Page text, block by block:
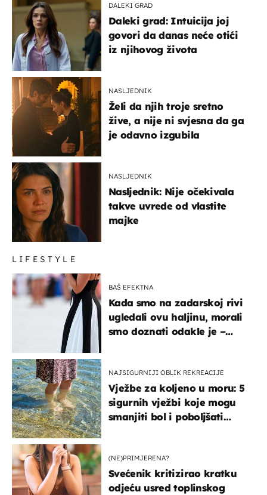
DALEKI GRAD
Daleki grad: Intuicija joj
govori da danas neće otići
iz njihovog života
NASLJEDNIK
Želi da njih troje sretno
žive, a nije ni svjesna da ga
je odavno izgubila
NASLJEDNIK
Nasljednik: Nije očekivala
takve uvrede od vlastite
majke
LIFESTYLE
BAŠ EFEKTNA
Kada smo na zadarskoj rivi
ugledali ovu haljinu, morali
smo doznati odakle je –
NAJSIGURNIJI OBLIK REKREACIJE
Vježbe za koljeno u moru: 5
sigurnih vježbi koje mogu
smanjiti bol i poboljšati
(NE)PRIMJERENA?
Svećenik kritizirao kratku
odjeću usred toplinskog